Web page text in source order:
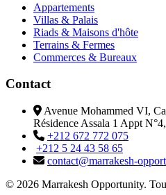
Appartements
Villas & Palais
Riads & Maisons d'hôte
Terrains & Fermes
Commerces & Bureaux
Contact
Avenue Mohammed VI,
Résidence Assala 1 Appt
+212 672 772 075
+212 5 24 43 58 65
contact@marrakesh-
© 2026 Marrakesh Opportunity.